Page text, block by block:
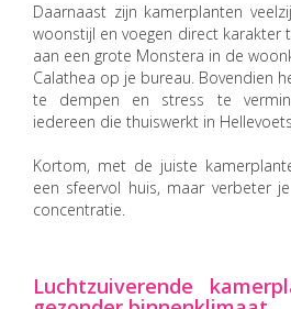
Daarnaast zijn kamerplanten
woonstijl en voegen direct karakter
aan een grote Monstera in de
Calathea op je bureau. Bovendien
te dempen en stress te
iedereen die thuiswerkt in
Kortom, met de juiste
een sfeervol huis, maar verbeter
concentratie.
Luchtzuiverende